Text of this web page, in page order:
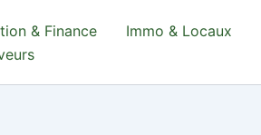
& Finance Immo & Locaux